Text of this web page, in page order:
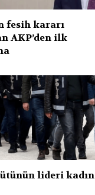
fesih kararı
AKP’den ilk
lideri kadın